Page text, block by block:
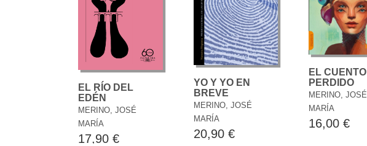
EL RÍO DEL
EDÉN
MERINO, JOSÉ
MARÍA
17,90 €
YO Y YO EN
BREVE
MERINO, JOSÉ
MARÍA
20,90 €
EL CUENTO
PERDIDO
MERINO, JOSÉ
MARÍA
16,00 €